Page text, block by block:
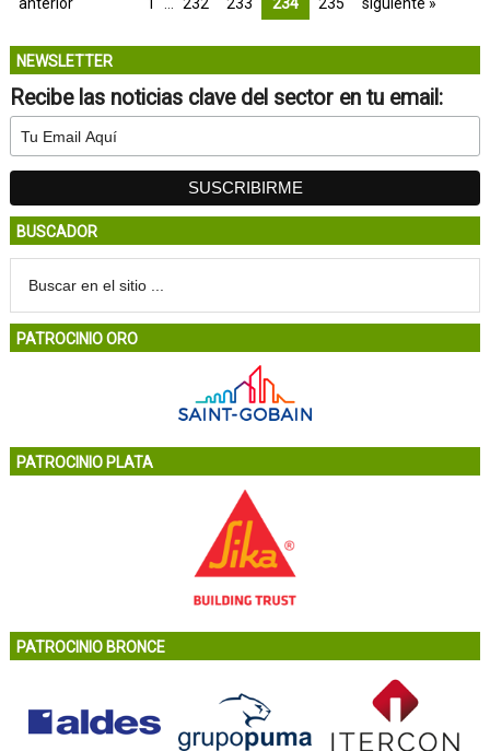
NEWSLETTER
Recibe las noticias clave del sector en tu email:
BUSCADOR
PATROCINIO ORO
PATROCINIO PLATA
PATROCINIO BRONCE